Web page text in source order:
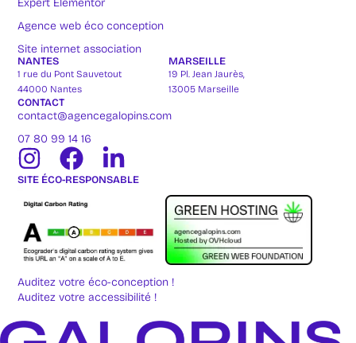
Expert Elementor
Agence web éco conception
Site internet association
NANTES
1 rue du Pont Sauvetout
44000 Nantes
MARSEILLE
19 Pl. Jean Jaurès,
13005 Marseille
CONTACT
contact@agencegalopins.com
07 80 99 14 16
SITE ÉCO-RESPONSABLE
Auditez votre éco-conception !
Auditez votre accessibilité !